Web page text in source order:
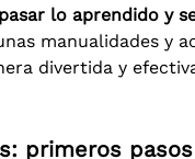
lo aprendido y
manualidades y
divertida y
primeros